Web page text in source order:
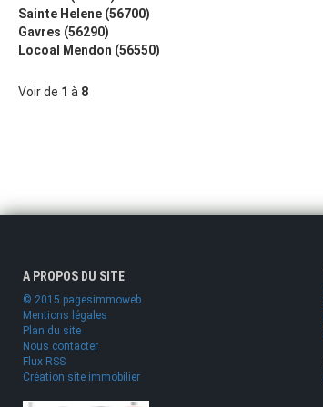
Sainte Helene (56700)
Gavres (56290)
Locoal Mendon (56550)
Voir de 1 à 8
A PROPOS DU SITE
© 2015 pagesimmoweb
Mentions légales
Plan du site
Nous contacter
Flux RSS
Création site immobilier